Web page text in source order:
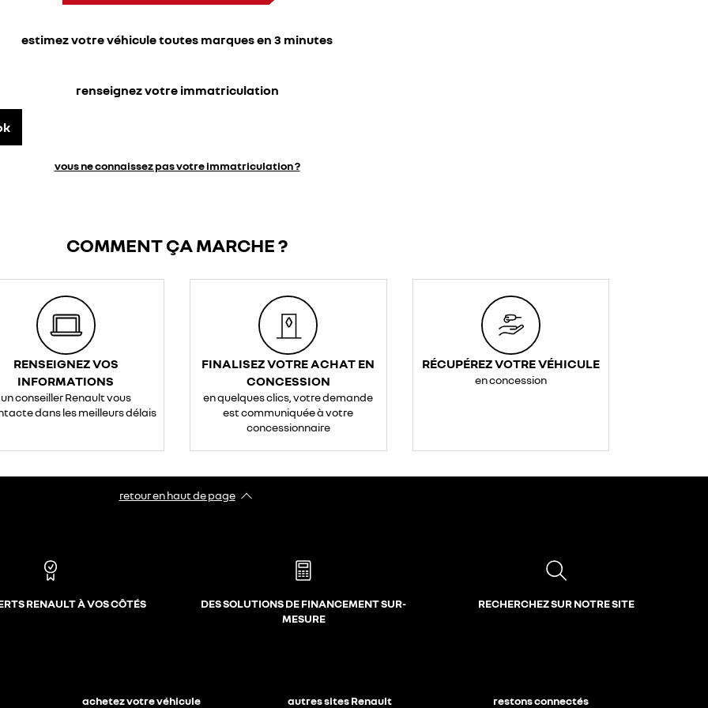
estimez votre véhicule toutes marques en 3 minutes
renseignez votre immatriculation
vous ne connaissez pas votre immatriculation ?
COMMENT ÇA MARCHE ?
RENSEIGNEZ VOS
INFORMATIONS
un conseiller Renault vous
dans les meilleurs délais
FINALISEZ VOTRE ACHAT EN
CONCESSION
en quelques clics, votre demande
est communiquée à votre
concessionnaire
RÉCUPÉREZ VOTRE VÉHICULE
en concession
retour en haut de page​
RENAULT À VOS CÔTÉS
DES SOLUTIONS DE FINANCEMENT SUR-
MESURE
RECHERCHEZ SUR NOTRE SITE
achetez votre véhicule autres sites Renault restons connectés